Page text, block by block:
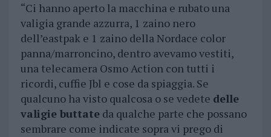
“Ci hanno aperto la macchina e rubato una
valigia grande azzurra, 1 zaino nero
dell’eastpak e 1 zaino della Nordace color
panna/marroncino, dentro avevamo vestiti,
una telecamera Osmo Action con tutti i
ricordi, cuffie Jbl e cose da spiaggia. Se
qualcuno ha visto qualcosa o se vedete delle
valigie buttateda qualche parte che possano
sembrare come indicate sopra vi prego di